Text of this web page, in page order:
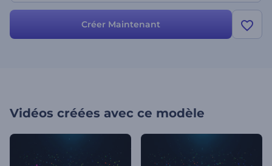
Créer Maintenant
Vidéos créées avec ce modèle